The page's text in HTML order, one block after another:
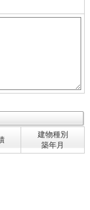
建物種別
築年月